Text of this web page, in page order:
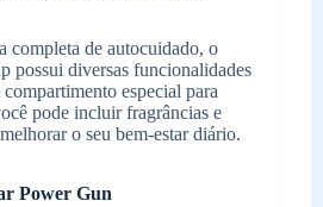
completa de autocuidado, o
possui diversas funcionalidades
especial para
pode incluir fragrâncias e
o seu bem-estar diário.
Power Gun